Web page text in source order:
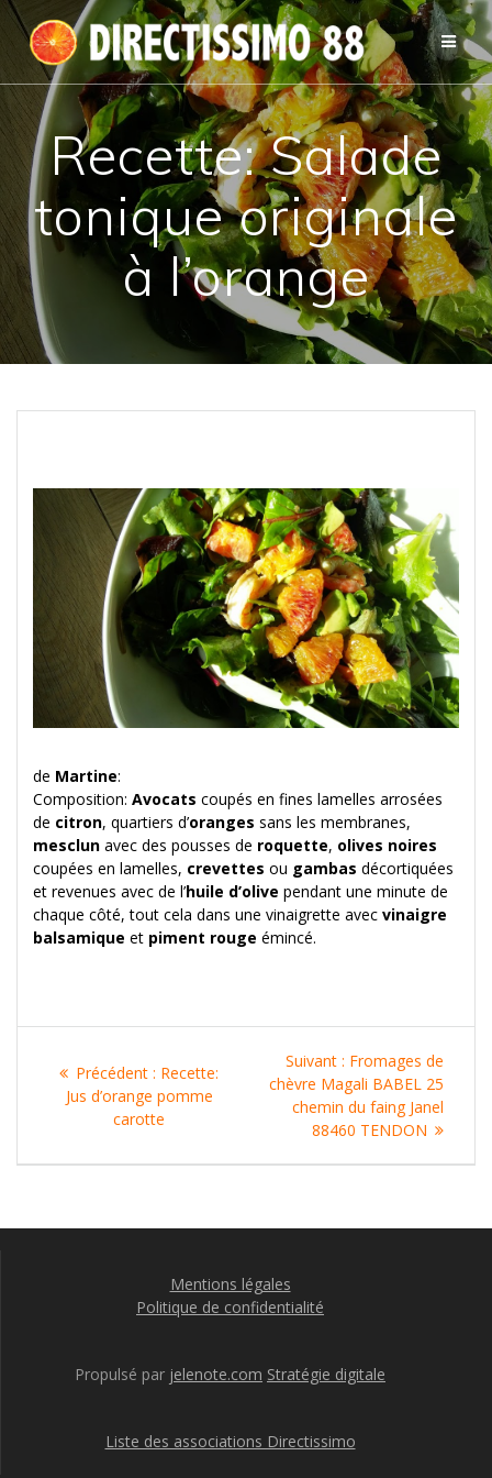
Passer
au
contenu
Recette: Salade
tonique originale
à l’orange
de Martine:
Composition: Avocats coupés en fines lamelles arrosées
de citron, quartiers d’oranges sans les membranes,
mesclun avec des pousses de roquette, olives noires
coupées en lamelles, crevettes ou gambas décortiquées
et revenues avec de l’huile d’olive pendant une minute de
chaque côté, tout cela dans une vinaigrette avec vinaigre
balsamique et piment rouge émincé.
Précédent : Article
précédent
:
Recette:
Jus d’orange pomme
carotte
Suivant : Article
suivant
:
Fromages de
chèvre Magali BABEL 25
chemin du faing Janel
88460 TENDON
Mentions légales
Politique de confidentialité
Propulsé par jelenote.com Stratégie digitale
Liste des associations Directissimo